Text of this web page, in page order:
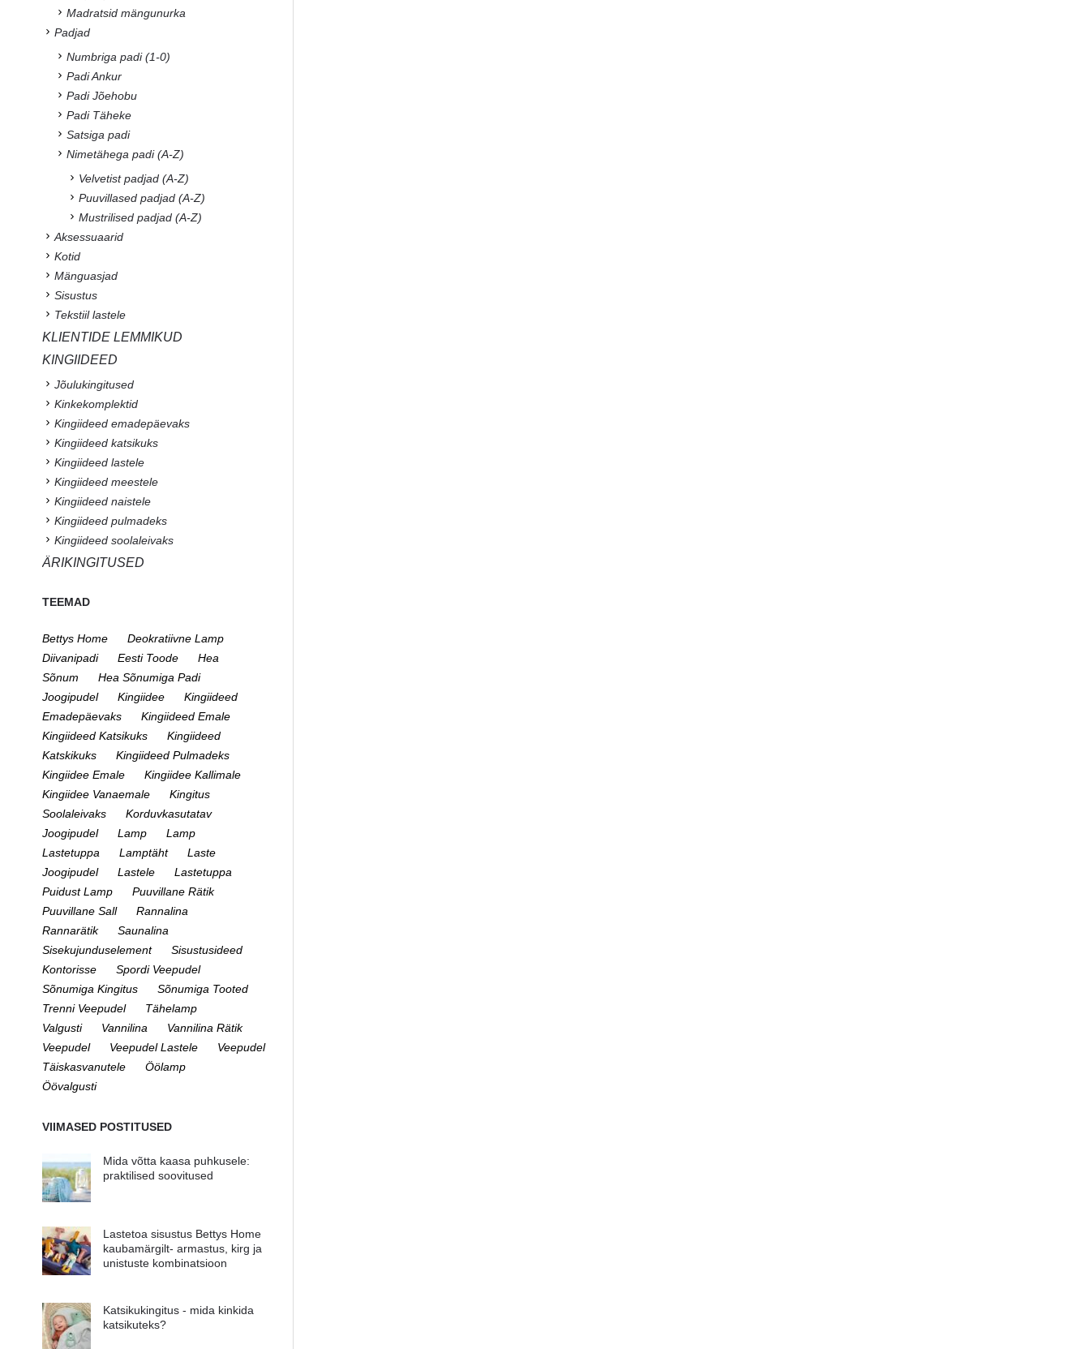
Madratsid mängunurka
Padjad
Numbriga padi (1-0)
Padi Ankur
Padi Jõehobu
Padi Täheke
Satsiga padi
Nimetähega padi (A-Z)
Velvetist padjad (A-Z)
Puuvillased padjad (A-Z)
Mustrilised padjad (A-Z)
Aksessuaarid
Kotid
Mänguasjad
Sisustus
Tekstiil lastele
KLIENTIDE LEMMIKUD
KINGIIDEED
Jõulukingitused
Kinkekomplektid
Kingiideed emadepäevaks
Kingiideed katsikuks
Kingiideed lastele
Kingiideed meestele
Kingiideed naistele
Kingiideed pulmadeks
Kingiideed soolaleivaks
ÄRIKINGITUSED
TEEMAD
Bettys Home
Deokratiivne Lamp
Diivanipadi
Eesti Toode
Hea
Sõnum
Hea Sõnumiga Padi
Joogipudel
Kingiidee
Kingiideed
Emadepäevaks
Kingiideed Emale
Kingiideed Katsikuks
Kingiideed
Katskikuks
Kingiideed Pulmadeks
Kingiidee Emale
Kingiidee Kallimale
Kingiidee Vanaemale
Kingitus
Soolaleivaks
Korduvkasutatav
Joogipudel
Lamp
Lamp
Lastetuppa
Lamptäht
Laste
Joogipudel
Lastele
Lastetuppa
Puidust Lamp
Puuvillane Rätik
Puuvillane Sall
Rannalina
Rannarätik
Saunalina
Sisekujunduselement
Sisustusideed
Kontorisse
Spordi Veepudel
Sõnumiga Kingitus
Sõnumiga Tooted
Trenni Veepudel
Tähelamp
Valgusti
Vannilina
Vannilina Rätik
Veepudel
Veepudel Lastele
Veepudel
Täiskasvanutele
Öölamp
Öövalgusti
VIIMASED POSTITUSED
Mida võtta kaasa puhkusele:
praktilised soovitused
Lastetoa sisustus Bettys Home
kaubamärgilt- armastus, kirg ja
unistuste kombinatsioon
Katsikukingitus - mida kinkida
katsikuteks?